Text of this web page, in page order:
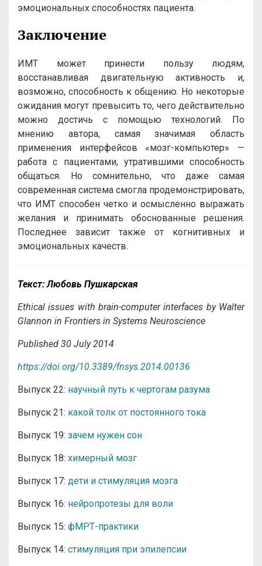
эмоциональных способностях пациента.
Заключение
ИМТ может принести пользу людям,
восстанавливая двигательную активность и,
возможно, способность к общению. Но некоторые
ожидания могут превысить то, чего действительно
можно достичь с помощью технологий. По
мнению автора, самая значимая область
применения интерфейсов «мозг-компьютер» —
работа с пациентами, утратившими способность
общаться. Но сомнительно, что даже самая
современная система смогла продемонстрировать,
что ИМТ способен четко и осмысленно выражать
желания и принимать обоснованные решения.
Последнее зависит также от когнитивных и
эмоциональных качеств.
Текст: Любовь Пушкарская
Ethical issues with brain-computer interfaces by Walter
Glannon in Frontiers in Systems Neuroscience
Published 30 July 2014
https://doi.org/10.3389/fnsys.2014.00136
Выпуск 22: научный путь к чертогам разума
Выпуск 21: какой толк от постоянного тока
Выпуск 19: зачем нужен сон
Выпуск 18: химерный мозг
Выпуск 17: дети и стимуляция мозга
Выпуск 16: нейропротезы для воли
Выпуск 15: фМРТ-практики
Выпуск 14: стимуляция при эпилепсии